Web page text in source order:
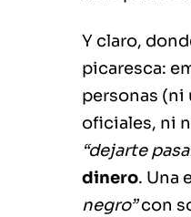
Y claro,
picaresca:
personas (ni
oficiales, ni
“dejarte
dinero. Una
negro”con